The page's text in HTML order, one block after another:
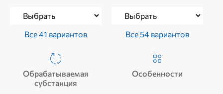
Все 41 вариантов Все 54 вариантов
Обрабатываемая
субстанция
Особенности